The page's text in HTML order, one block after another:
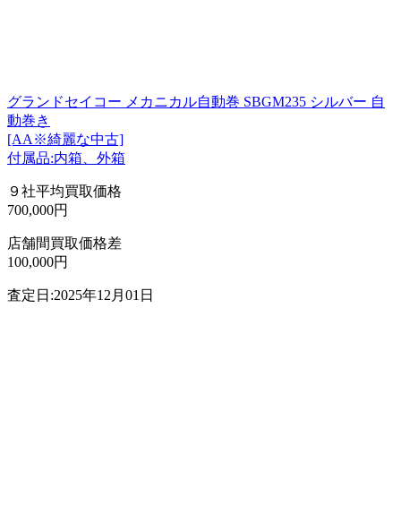
グランドセイコー メカニカル自動巻 SBGM235 シルバー 自
動巻き
[AA※綺麗な中古]
付属品:内箱、外箱
９社平均買取価格
700,000円
店舗間買取価格差
100,000円
査定日:2025年12月01日